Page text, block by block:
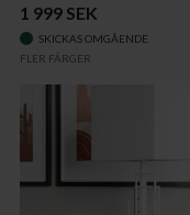
1 999 SEK
SKICKAS OMGÅENDE
FLER FÄRGER